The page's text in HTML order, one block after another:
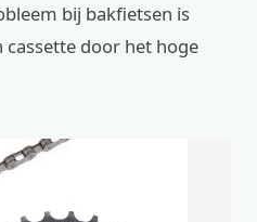
bij bakfietsen is
cassette door het hoge